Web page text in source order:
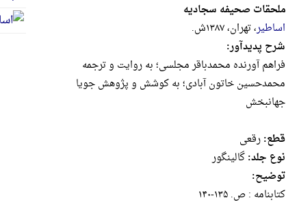
ملحقات صحیفه سجادیه
اساطیر، تهران، ۱۳۸۷ش.
شرح پدیدآور:
فراهم آورنده محمدباقر مجلسی؛ به روایت و ترجمه
محمدحسین خاتون آبادی؛ به کوشش و پژوهش جویا
جهانبخش
قطع:رقعى
نوع جلد:گالینگور
توضیح:
کتابنامه : ص. ۱۳۵-۱۴۰